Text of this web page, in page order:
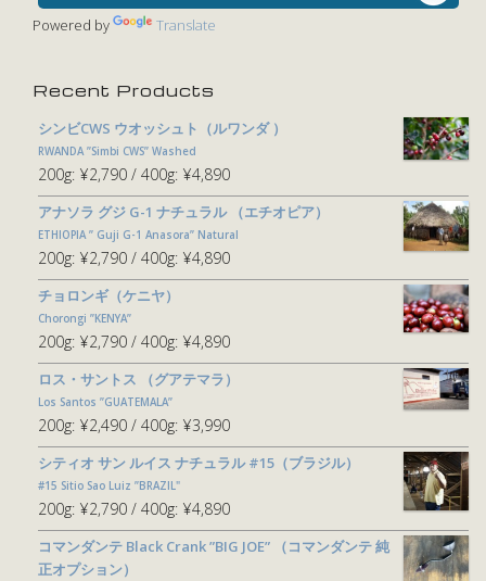
Powered by Translate
Recent Products
シンビCWS ウオッシュト（ルワンダ ）
RWANDA ”Simbi CWS” Washed
200g: ¥2,790 400g: ¥4,890
アナソラ グジ G-1 ナチュラル （エチオピア）
ETHIOPIA ” Guji G-1 Anasora” Natural
200g: ¥2,790 400g: ¥4,890
チョロンギ（ケニヤ）
Chorongi ”KENYA”
200g: ¥2,790 400g: ¥4,890
ロス・サントス （グアテマラ）
Los Santos ”GUATEMALA”
200g: ¥2,490 400g: ¥3,990
シティオ サン ルイス ナチュラル #15（ブラジル）
#15 Sitio Sao Luiz ”BRAZIL"
200g: ¥2,790 400g: ¥4,890
コマンダンテ Black Crank ”BIG JOE” （コマンダンテ 純
正オプション）